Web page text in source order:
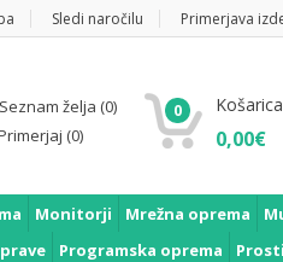
Sledi naročilu Primerjava
želja (0)
(0)
0
0,00€
Monitorji Mrežna oprema
Programska oprema